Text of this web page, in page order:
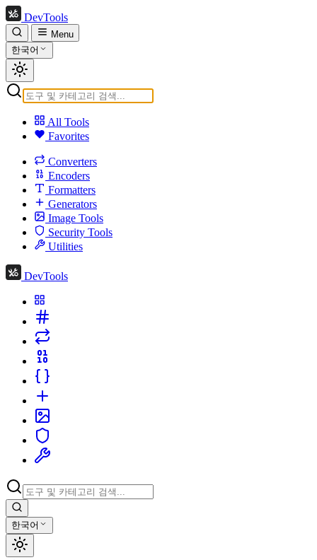
DevTools
Menu
한국어
All Tools
Favorites
Converters
Encoders
Formatters
Generators
Image Tools
Security Tools
Utilities
DevTools
한국어